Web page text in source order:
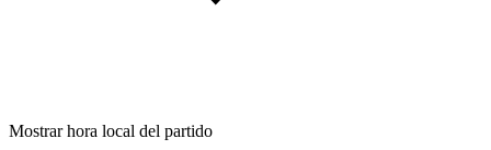
Mostrar hora local del partido